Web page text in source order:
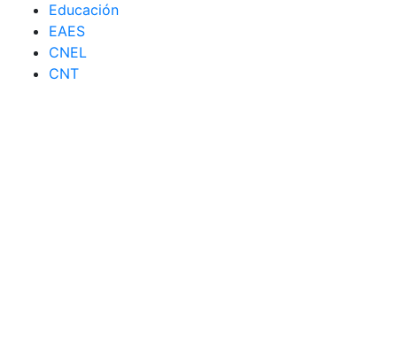
Educación
EAES
CNEL
CNT